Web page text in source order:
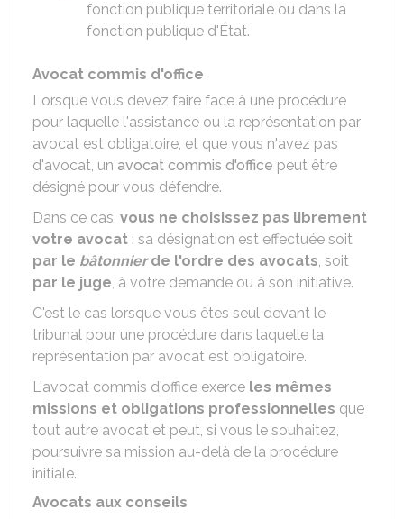
fonction publique territoriale ou dans la
fonction publique d'État.
Avocat commis d'office
Lorsque vous devez faire face à une procédure
pour laquelle l'assistance ou la représentation par
avocat est obligatoire, et que vous n'avez pas
d'avocat, un avocat commis d'office peut être
désigné pour vous défendre.
Dans ce cas, vous ne choisissez pas librement
votre avocat : sa désignation est effectuée soit
par le bâtonnierde l'ordre des avocats, soit
par le juge, à votre demande ou à son initiative.
C'est le cas lorsque vous êtes seul devant le
tribunal pour une procédure dans laquelle la
représentation par avocat est obligatoire.
L'avocat commis d'office exerce les mêmes
missions et obligations professionnelles que
tout autre avocat et peut, si vous le souhaitez,
poursuivre sa mission au-delà de la procédure
initiale.
Avocats aux conseils